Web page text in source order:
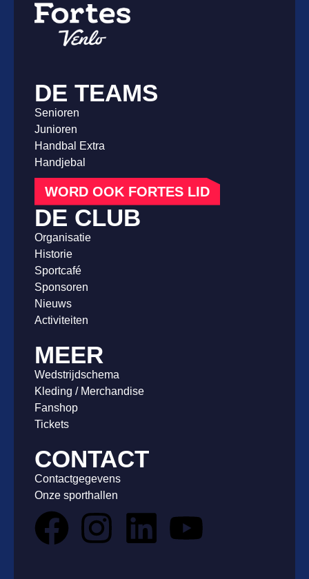
DE TEAMS
Senioren
Junioren
Handbal Extra
Handjebal
WORD OOK FORTES LID
DE CLUB
Organisatie
Historie
Sportcafé
Sponsoren
Nieuws
Activiteiten
MEER
Wedstrijdschema
Kleding / Merchandise
Fanshop
Tickets
CONTACT
Contactgegevens
Onze sporthallen